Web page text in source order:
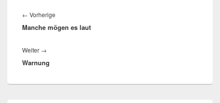
← Vorherige
Beitrag:
Manche mögen es laut
Weiter →
Beitrag:
Warnung